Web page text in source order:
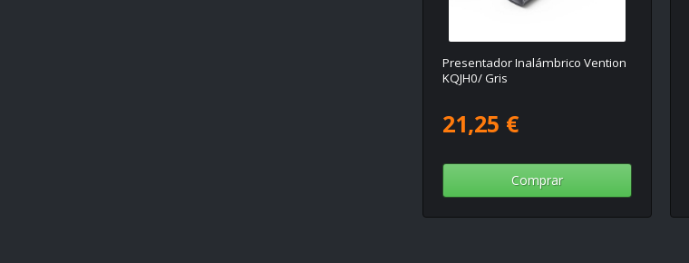
Presentador Inalámbrico Vention
KQJH0/ Gris
21,25 €
Comprar